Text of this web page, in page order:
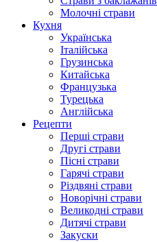
Молочні страви
Кухня
Українська
Італійська
Грузинська
Китайська
Французька
Турецька
Англійська
Рецепти
Перші страви
Другі страви
Пісні страви
Гарячі страви
Різдвяні страви
Новорічні страви
Великодні страви
Дитячі страви
Закуски